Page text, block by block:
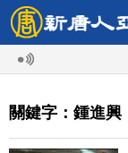
關鍵字：鍾進興